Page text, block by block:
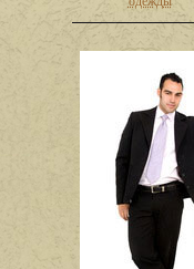
Целебные
пищевых